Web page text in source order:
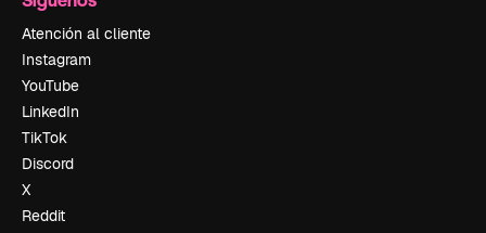
Atención al cliente
Instagram
YouTube
LinkedIn
TikTok
Discord
X
Reddit